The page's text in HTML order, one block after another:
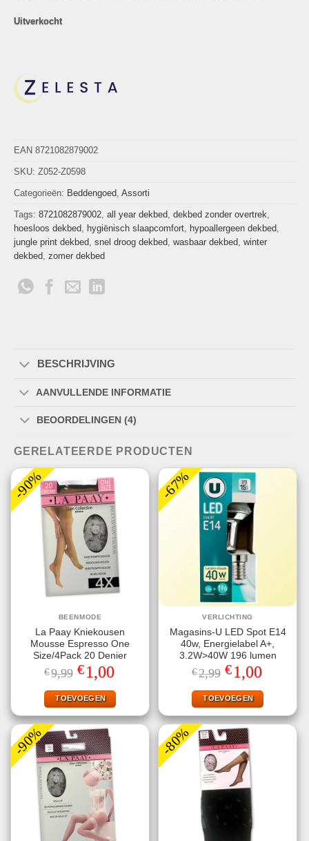
Uitverkocht
EAN 8721082879002
SKU: Z052-Z0598
Categorieën: Beddengoed, Assorti
Tags: 8721082879002, all year dekbed, dekbed zonder overtrek,
hoesloos dekbed, hygiënisch slaapcomfort, hypoallergeen dekbed,
jungle print dekbed, snel droog dekbed, wasbaar dekbed, winter
dekbed, zomer dekbed
BESCHRIJVING
AANVULLENDE INFORMATIE
BEOORDELINGEN (4)
GERELATEERDE PRODUCTEN
-90%
BEENMODE
La Paay Kniekousen
Mousse Espresso One
Size/4Pack 20 Denier
€9,99 Oorspronkelijke
prijs
was:
€9,99.
€1,00
is:
€1,00.
TOEVOEGEN
-67%
VERLICHTING
Magasins-U LED Spot E14
40w, Energielabel A+,
3.2W>40W 196 lumen
€2,99 Oorspronkelijke
prijs
was:
€2,99.
€1,00
is:
€1,00.
TOEVOEGEN
-90% -80%